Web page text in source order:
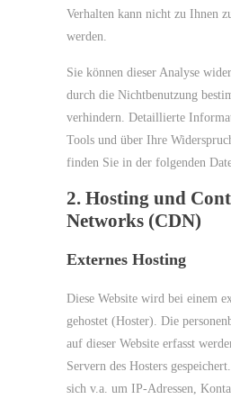
Verhalten kann nicht zu Ihnen
werden.
Sie können dieser Analyse
durch die Nichtbenutzung
verhindern. Detaillierte
Tools und über Ihre
finden Sie in der folgenden
2. Hosting und
Networks (CDN)
Externes Hosting
Diese Website wird bei einem
gehostet (Hoster). Die
auf dieser Website erfasst
Servern des Hosters
sich v.a. um IP-Adressen,